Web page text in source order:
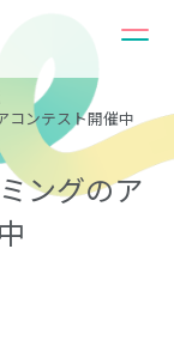
コンテスト開催中
ングのア